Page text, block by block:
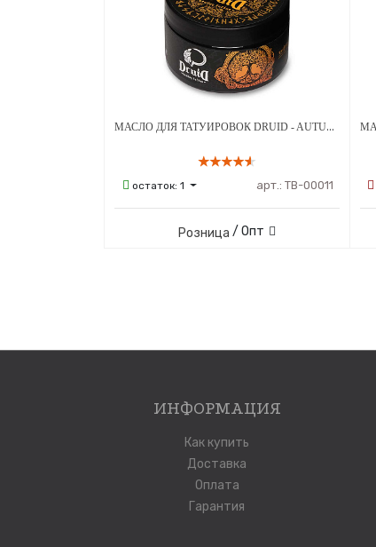
МАСЛО ДЛЯ ТАТУИРОВОК DRUID - AUTUMN SERIES ВИШНЯ 250 МЛ
остаток:1 арт.: ТВ-00011
Розница / Опт
ИНФОРМАЦИЯ
Как купить
Доставка
Оплата
Гарантия